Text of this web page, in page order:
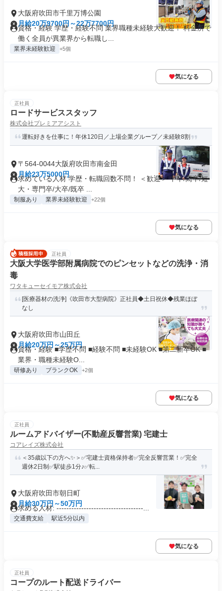
大阪府吹田市千里万博公園
月給20万9700円～22万7700円
資格・経験 学歴・経験不問 業界職種未経験大歓迎！ 料金所で
働く全員が異業界から転職し...
業界未経験歓迎 +5個
気になる
正社員
ロードサービススタッフ
株式会社プレミアアシスト
運転好きを仕事に！年休120日／上場企業グループ／未経験8割
〒564-0044大阪府吹田市南金田
月給23万5000円
求めている人材 学歴・転職回数不問！ ＜歓迎＞ 中卒/高卒/短
大・専門卒/大卒/既卒 ...
制服あり 業界未経験歓迎 +22個
気になる
正社員
大阪大学医学部附属病院でのピンセットなどの洗浄・消
毒
ワタキューセイモア株式会社
[医療器材の洗浄]《吹田市大型病院》正社員◆土日祝休◆残業ほぼ
なし
大阪府吹田市山田丘
月給20万円～25万円
資格・経験 ■学歴不問 ■経験不問 ■未経験OK ■第二新卒OK ■
業界・職種未経験O...
研修あり ブランクOK +2個
気になる
正社員
ルームアドバイザー(不動産反響営業) 宅建士
コアレイズ株式会社
＜35歳以下の方へ✨＞✅宅建士資格保持者✅完全反響営業！✅完全
週休2日制✅駅徒歩1分♪✅転...
大阪府吹田市朝日町
月給30万円～50万円
求める人材: -----------------------------------...
交通費支給 駅近5分以内
気になる
正社員
コープのルート配送ドライバー